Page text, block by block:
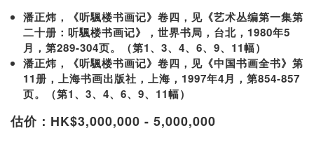
潘正炜，《听颿楼书画记》卷四，见《艺术丛编第一集第
二十册：听颿楼书画记》，世界书局，台北，1980年5
月，第289-304页。（第1、3、4、6、9、11幅）
潘正炜，《听颿楼书画记》卷四，见《中国书画全书》第
11册，上海书画出版社，上海，1997年4月，第854-857
页。（第1、3、4、6、9、11幅）
估价：HK$3,000,000 - 5,000,000